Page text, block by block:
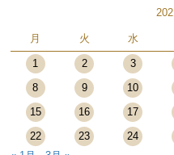
月 火 水
1 2 3
8
9 10
15
16 17
22
23 24